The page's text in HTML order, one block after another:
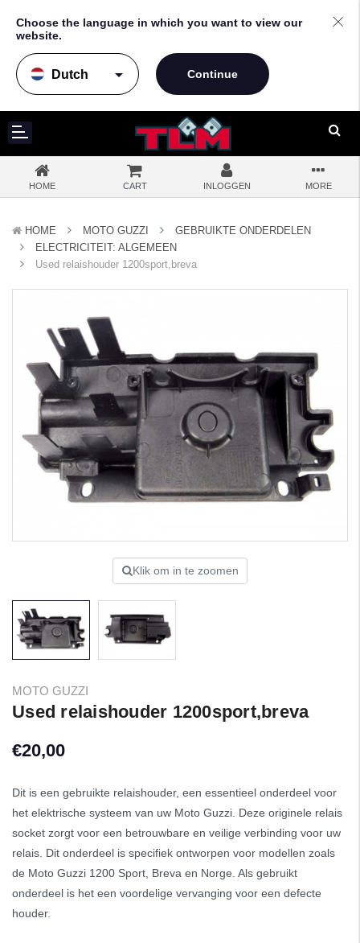
Choose the language in which you want to view our
website.
arrow_drop_down
HOME CART INLOGGEN MORE
HOME MOTO GUZZI
GEBRUIKTE ONDERDELEN
ELECTRICITEIT: ALGEMEEN
Used relaishouder 1200sport,breva
Klik om in te zoomen
MOTO GUZZI
Used relaishouder 1200sport,breva
€20,00
Dit is een gebruikte relaishouder, een essentieel onderdeel voor
het elektrische systeem van uw Moto Guzzi. Deze originele relais
socket zorgt voor een betrouwbare en veilige verbinding voor uw
relais. Dit onderdeel is specifiek ontworpen voor modellen zoals
de Moto Guzzi 1200 Sport, Breva en Norge. Als gebruikt
onderdeel is het een voordelige vervanging voor een defecte
houder.